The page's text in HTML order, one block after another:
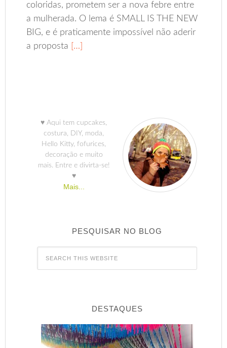
coloridas, prometem ser a nova febre entre
a mulherada. O lema é SMALL IS THE NEW
BIG, e é praticamente impossível não aderir
a proposta […]
♥ Aqui tem cupcakes,
costura, DIY, moda,
Hello Kitty, fofurices,
decoração e muito
mais. Entre e divirta-se!
♥
Mais...
PESQUISAR NO BLOG
DESTAQUES